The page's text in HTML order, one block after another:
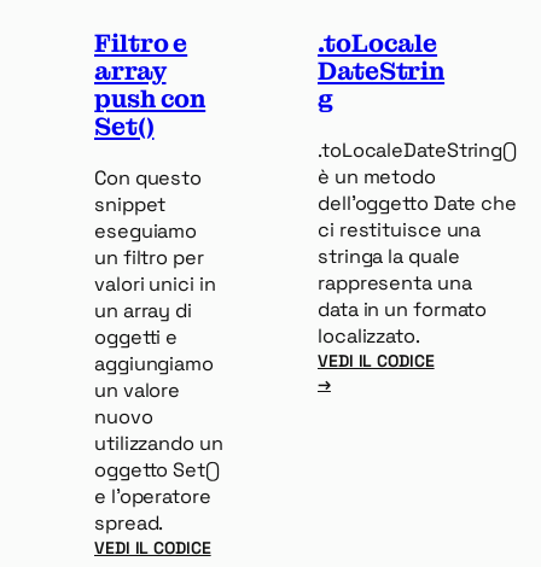
Filtro e
array
push con
Set()
Con questo
snippet
eseguiamo
un filtro per
valori unici in
un array di
oggetti e
aggiungiamo
un valore
nuovo
utilizzando un
oggetto Set()
e l’operatore
spread.
VEDI IL CODICE
.toLocale
DateStrin
g
.toLocaleDateString()
è un metodo
dell’oggetto Date che
ci restituisce una
stringa la quale
rappresenta una
data in un formato
localizzato.
VEDI IL CODICE
→: